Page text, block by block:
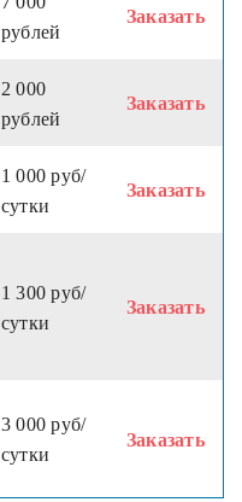
рублей
Заказать
2 000
рублей
Заказать
1 000 руб/
сутки
Заказать
1 300 руб/
сутки
Заказать
3 000 руб/
сутки
Заказать